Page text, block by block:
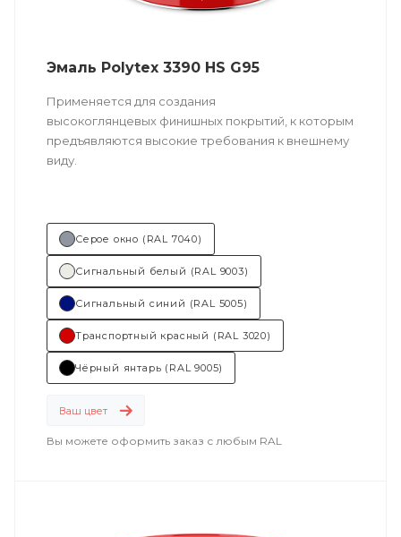
Эмаль Polytex 3390 HS G95
Применяется для создания
высокоглянцевых финишных покрытий, к которым
предъявляются высокие требования к внешнему
виду.
Состав (тип связующего):
(полиуретановая).
Основные отрасли применения:
объекты железнодорожного транспорта
машиностроение
Серое окно (RAL 7040)
Сигнальный белый (RAL 9003)
Сигнальный синий (RAL 5005)
Транспортный красный (RAL 3020)
Чёрный янтарь (RAL 9005)
Ваш цвет
Вы можете оформить заказ с любым RAL